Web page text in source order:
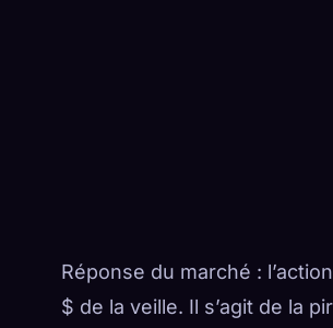
Réponse du marché :
$ de la veille. Il s’agit de la